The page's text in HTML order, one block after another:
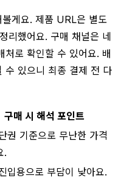
게요. 제품 URL은 별도
리했어요. 구매 채널은 네
처로 확인할 수 있어요. 배
수 있으니 최종 결제 전 다
구매 시 해석 포인트
권 기준으로 무난한 가격
.
입용으로 부담이 낮아요.